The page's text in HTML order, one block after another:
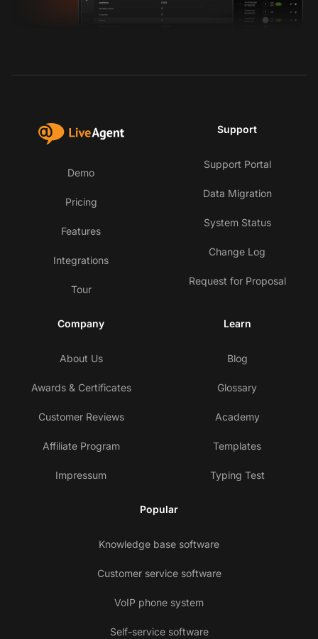
Demo
Pricing
Features
Integrations
Tour
Support
Support Portal
Data Migration
System Status
Change Log
Request for Proposal
Company
About Us
Awards & Certificates
Customer Reviews
Affiliate Program
Impressum
Learn
Blog
Glossary
Academy
Templates
Typing Test
Popular
Knowledge base software
Customer service software
VoIP phone system
Self-service software